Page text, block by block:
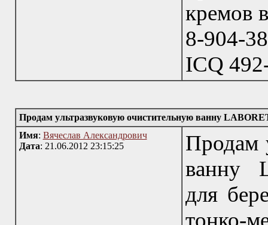
кремов
8-904-
ICQ
Продам ультразвуковую очистительную ванну
Имя: Вячеслав Александрович
Дата: 21.06.2012 23:15:25
Продам
ванну
для
тонко-